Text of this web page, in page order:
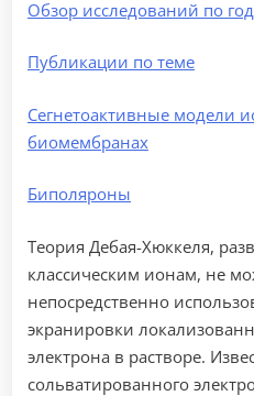
Обзор исследований по
Публикации по теме
Сегнетоактивные модели
биомембранах
Биполяроны
Теория Дебая-Хюккеля,
классическим ионам, не
непосредственно
экранировки
электрона в растворе.
сольватированного